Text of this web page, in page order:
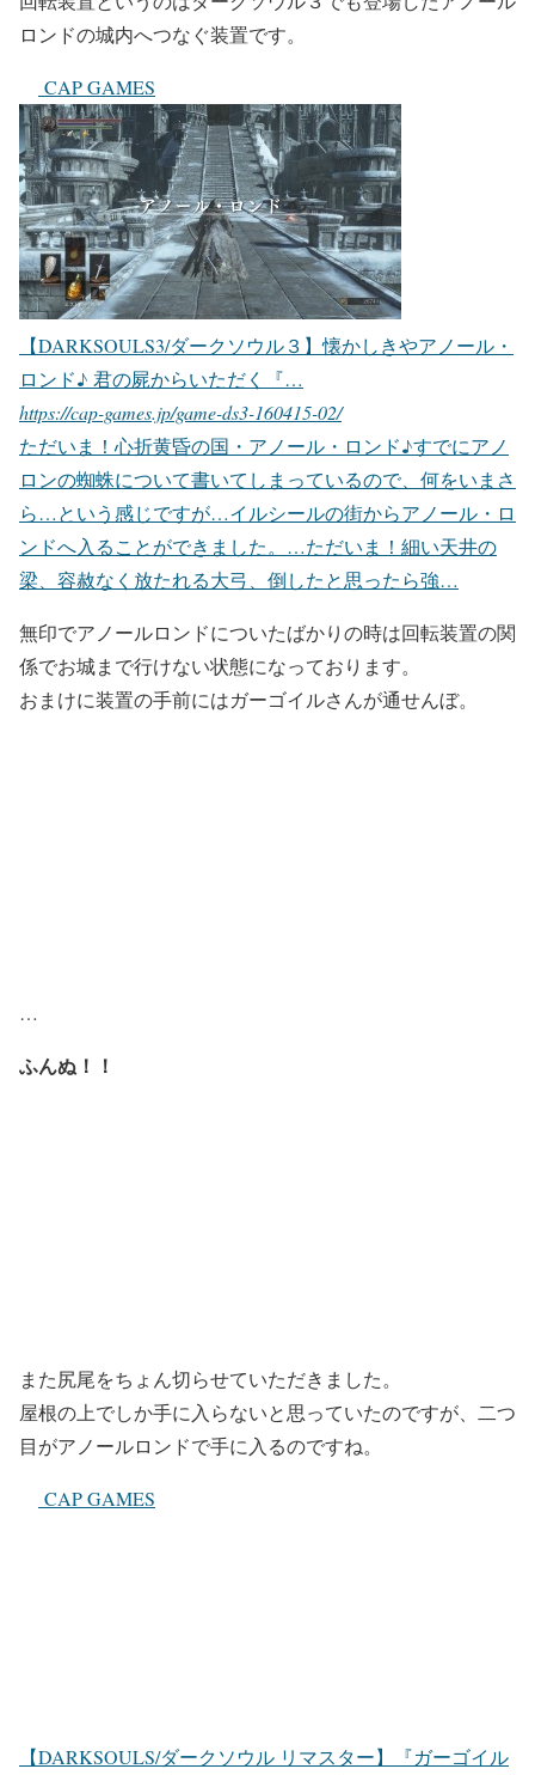
ロンドの城内へつなぐ装置です。
CAP GAMES
【DARKSOULS3/ダークソウル３】懐かしきやアノール・
ロンド♪ 君の屍からいただく『…
https://cap-games.jp/game-ds3-160415-02/
ただいま！心折黄昏の国・アノール・ロンド♪すでにアノ
ロンの蜘蛛について書いてしまっているので、何をいまさ
ら…という感じですが…イルシールの街からアノール・ロ
ンドへ入ることができました。…ただいま！細い天井の
梁、容赦なく放たれる大弓、倒したと思ったら強…
無印でアノールロンドについたばかりの時は回転装置の関
係でお城まで行けない状態になっております。
おまけに装置の手前にはガーゴイルさんが通せんぼ。
…
ふんぬ！！
また尻尾をちょん切らせていただきました。
屋根の上でしか手に入らないと思っていたのですが、二つ
目がアノールロンドで手に入るのですね。
CAP GAMES
【DARKSOULS/ダークソウル リマスター】『ガーゴイル